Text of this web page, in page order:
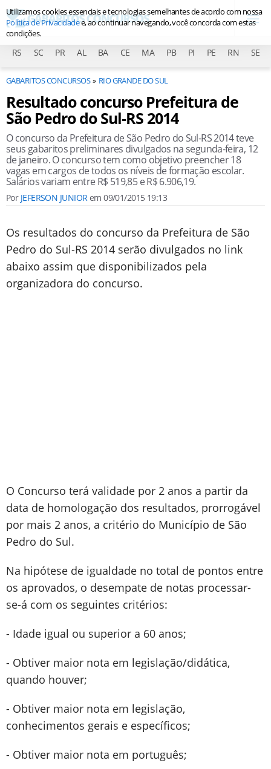
RS SC PR AL BA CE MA PB PI PE RN SE
GABARITOS CONCURSOS RIO GRANDE DO SUL
Resultado concurso Prefeitura de
São Pedro do Sul-RS 2014
O concurso da Prefeitura de São Pedro do Sul-RS 2014 teve
seus gabaritos preliminares divulgados na segunda-feira, 12
de janeiro. O concurso tem como objetivo preencher 18
vagas em cargos de todos os níveis de formação escolar.
Salários variam entre R$ 519,85 e R$ 6.906,19.
Por JEFERSON JUNIORem09/01/2015 19:13
Os resultados do concurso da Prefeitura de São
Pedro do Sul-RS 2014 serão divulgados no link
abaixo assim que disponibilizados pela
organizadora do concurso.
O Concurso terá validade por 2 anos a partir da
data de homologação dos resultados, prorrogável
por mais 2 anos, a critério do Município de São
Pedro do Sul.
Na hipótese de igualdade no total de pontos entre
os aprovados, o desempate de notas processar-
se-á com os seguintes critérios:
- Idade igual ou superior a 60 anos;
- Obtiver maior nota em legislação/didática,
quando houver;
- Obtiver maior nota em legislação,
conhecimentos gerais e específicos;
- Obtiver maior nota em português;
Utilizamos cookies essenciais e tecnologias semelhantes de acordo com nossa
Política de Privacidadee, ao continuar navegando, você concorda com estas
condições.